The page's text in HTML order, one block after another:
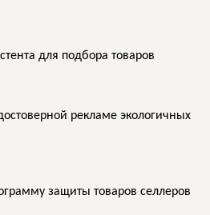
для подбора товаров
рекламе экологичных
защиты товаров селлеров